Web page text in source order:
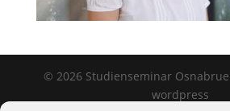
© 2026 Studienseminar
wordpress